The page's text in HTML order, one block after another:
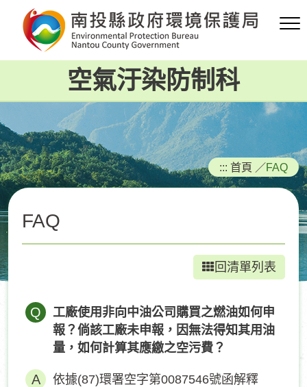
要
容
區
塊
空氣汙染防制科
::: 首頁 ／FAQ
FAQ
回清單列表
Q
工廠使用非向中油公司購買之燃油如何申
報？倘該工廠未申報，因無法得知其用油
量，如何計算其應繳之空污費？
依據(87)環署空字第0087546號函解釋